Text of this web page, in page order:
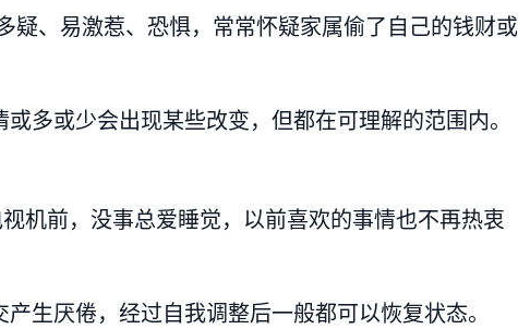
疑、易激惹、恐惧，常常怀疑家属偷了自己的钱财或
多或少会出现某些改变，但都在可理解的范围内。
机前，没事总爱睡觉，以前喜欢的事情也不再热衷
生厌倦，经过自我调整后一般都可以恢复状态。